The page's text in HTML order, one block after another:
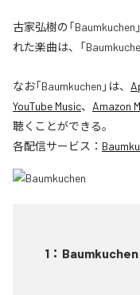
古家弘樹の「
れた楽曲は、「
なお「Baumkuchen 」は、
YouTube Music、 Amazon
聴くことができる。
各配信サービス：
1 ： Baumkuchen